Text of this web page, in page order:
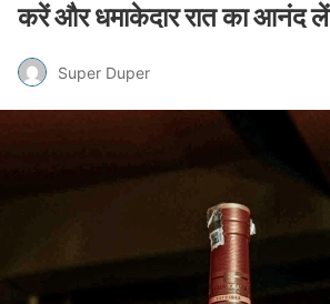
करें और धमाकेदार रात का आनंद लें
Super Duper